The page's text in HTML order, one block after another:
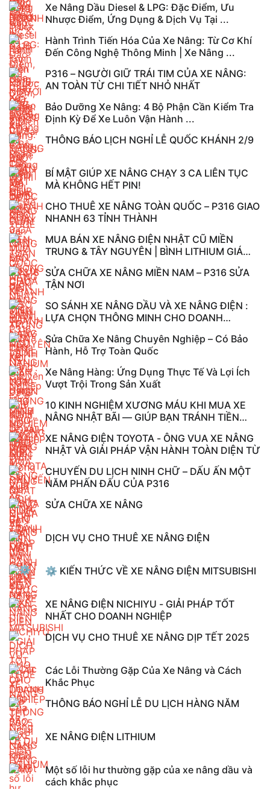
Xe Nâng Dầu Diesel & LPG: Đặc Điểm, Ưu
Nhược Điểm, Ứng Dụng & Dịch Vụ Tại ...
Hành Trình Tiến Hóa Của Xe Nâng: Từ Cơ Khí
Đến Công Nghệ Thông Minh | Xe Nâng ...
P316 – NGƯỜI GIỮ TRÁI TIM CỦA XE NÂNG:
AN TOÀN TỪ CHI TIẾT NHỎ NHẤT
Bảo Dưỡng Xe Nâng: 4 Bộ Phận Cần Kiểm Tra
Định Kỳ Để Xe Luôn Vận Hành ...
THÔNG BÁO LỊCH NGHỈ LỄ QUỐC KHÁNH 2/9
BÍ MẬT GIÚP XE NÂNG CHẠY 3 CA LIÊN TỤC
MÀ KHÔNG HẾT PIN!
CHO THUÊ XE NÂNG TOÀN QUỐC – P316 GIAO
NHANH 63 TỈNH THÀNH
MUA BÁN XE NÂNG ĐIỆN NHẬT CŨ MIỀN
TRUNG & TÂY NGUYÊN | BÌNH LITHIUM GIÁ
TỐT – P316
SỬA CHỮA XE NÂNG MIỀN NAM – P316 SỬA
TẬN NƠI
SO SÁNH XE NÂNG DẦU VÀ XE NÂNG ĐIỆN :
LỰA CHỌN THÔNG MINH CHO DOANH
Sửa Chữa Xe Nâng Chuyên Nghiệp – Có Bảo
Hành, Hỗ Trợ Toàn Quốc
Xe Nâng Hàng: Ứng Dụng Thực Tế Và Lợi Ích
Vượt Trội Trong Sản Xuất
10 KINH NGHIỆM XƯƠNG MÁU KHI MUA XE
NÂNG NHẬT BÃI — GIÚP BẠN TRÁNH TIỀN
MẤT, ...
XE NÂNG ĐIỆN TOYOTA - ÔNG VUA XE NÂNG
NHẬT VÀ GIẢI PHÁP VẬN HÀNH TOÀN DIỆN TỪ
CHUYẾN DU LỊCH NINH CHỮ – DẤU ẤN MỘT
NĂM PHẤN ĐẤU CỦA P316
SỬA CHỮA XE NÂNG
DỊCH VỤ CHO THUÊ XE NÂNG ĐIỆN
⚙️ KIẾN THỨC VỀ XE NÂNG ĐIỆN MITSUBISHI
XE NÂNG ĐIỆN NICHIYU - GIẢI PHÁP TỐT
NHẤT CHO DOANH NGHIỆP
DỊCH VỤ CHO THUÊ XE NÂNG DỊP TẾT 2025
Các Lỗi Thường Gặp Của Xe Nâng và Cách
Khắc Phục
THÔNG BÁO NGHỈ LỄ DU LỊCH HÀNG NĂM
XE NÂNG ĐIỆN LITHIUM
Một số lỗi hư thường gặp của xe nâng dầu và
cách khắc phục